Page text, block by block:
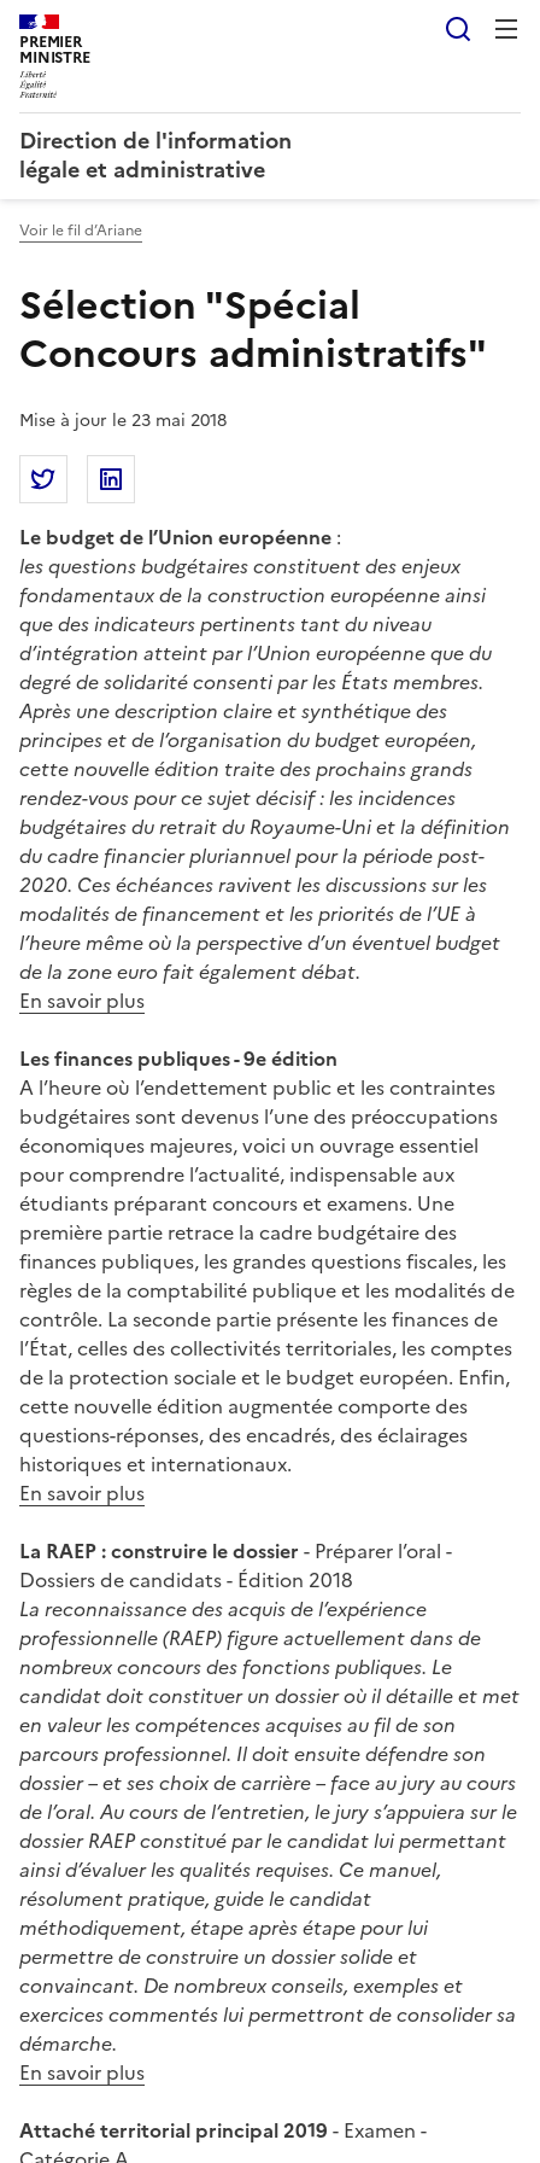
PREMIER
MINISTRE
Direction de l'information
légale et administrative
Voir le fil d’Ariane
Sélection "Spécial
Concours administratifs"
Mise à jour le 23 mai 2018
Partager la page
Partager Sélection "Spécial Concours
Le budget de l’Union européenne :
les questions budgétaires constituent des enjeux
fondamentaux de la construction européenne ainsi
que des indicateurs pertinents tant du niveau
d’intégration atteint par l’Union européenne que du
degré de solidarité consenti par les États membres.
Après une description claire et synthétique des
principes et de l’organisation du budget européen,
cette nouvelle édition traite des prochains grands
rendez-vous pour ce sujet décisif : les incidences
budgétaires du retrait du Royaume-Uni et la définition
du cadre financier pluriannuel pour la période post-
2020. Ces échéances ravivent les discussions sur les
modalités de financement et les priorités de l’UE à
l’heure même où la perspective d’un éventuel budget
de la zone euro fait également débat.
En savoir plus
Les finances publiques - 9e édition
A l’heure où l’endettement public et les contraintes
budgétaires sont devenus l’une des préoccupations
économiques majeures, voici un ouvrage essentiel
pour comprendre l’actualité, indispensable aux
étudiants préparant concours et examens. Une
première partie retrace la cadre budgétaire des
finances publiques, les grandes questions fiscales, les
règles de la comptabilité publique et les modalités de
contrôle. La seconde partie présente les finances de
l’État, celles des collectivités territoriales, les comptes
de la protection sociale et le budget européen. Enfin,
cette nouvelle édition augmentée comporte des
questions-réponses, des encadrés, des éclairages
historiques et internationaux.
En savoir plus
La RAEP : construire le dossier - Préparer l’oral -
Dossiers de candidats - Édition 2018
La reconnaissance des acquis de l’expérience
professionnelle (RAEP) figure actuellement dans de
nombreux concours des fonctions publiques. Le
candidat doit constituer un dossier où il détaille et met
en valeur les compétences acquises au fil de son
parcours professionnel. Il doit ensuite défendre son
dossier – et ses choix de carrière – face au jury au cours
de l’oral. Au cours de l’entretien, le jury s’appuiera sur le
dossier RAEP constitué par le candidat lui permettant
ainsi d’évaluer les qualités requises. Ce manuel,
résolument pratique, guide le candidat
méthodiquement, étape après étape pour lui
permettre de construire un dossier solide et
convaincant. De nombreux conseils, exemples et
exercices commentés lui permettront de consolider sa
démarche.
En savoir plus
Attaché territorial principal 2019 - Examen -